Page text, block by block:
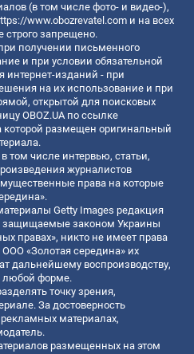
(в том числе фото- и видео-),
www.obozrevatel.com и на всех
строго запрещено.
получении письменного
и при условии обязательной
интернет-изданий - при
на их использование и при
открытой для поисковых
OBOZ.UA по ссылке
которой размещен оригинальный
том числе интервью, статьи,
журналистов
права на которые
Getty Images редакция
защищаемые законом Украины
правах», никто не имеет права
«Золотая середина» их
дальнейшему воспроизводству,
любой форме.
точку зрения,
За достоверность
материалах,
размещенных на этом